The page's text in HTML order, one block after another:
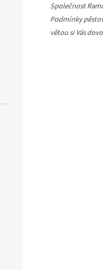
Společnost
Podmínky
větou si Vás